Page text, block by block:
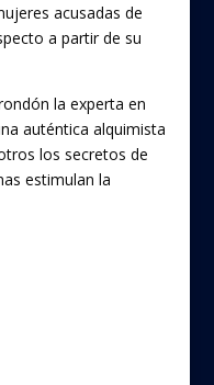
acusadas de
a partir de su
la experta en
auténtica alquimista
los secretos de
estimulan la